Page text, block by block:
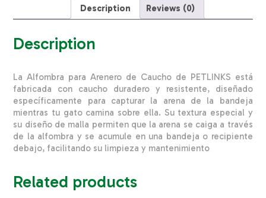
Description Reviews (0)
Description
La Alfombra para Arenero de Caucho de PETLINKS está
fabricada con caucho duradero y resistente, diseñado
específicamente para capturar la arena de la bandeja
mientras tu gato camina sobre ella. Su textura especial y
su diseño de malla permiten que la arena se caiga a través
de la alfombra y se acumule en una bandeja o recipiente
debajo, facilitando su limpieza y mantenimiento
Related products